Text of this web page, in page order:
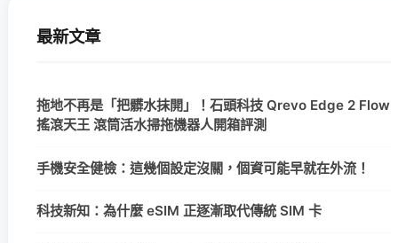
最新文章
拖地不再是「把髒水抹開」！石頭科技 Qrevo Edge 2 Flow
搖滾天王 滾筒活水掃拖機器人開箱評測
手機安全健檢：這幾個設定沒關，個資可能早就在外流！
科技新知：為什麼 eSIM 正逐漸取代傳統 SIM 卡